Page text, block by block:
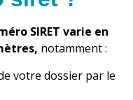
SIRET varie en
notamment :
votre dossier par le